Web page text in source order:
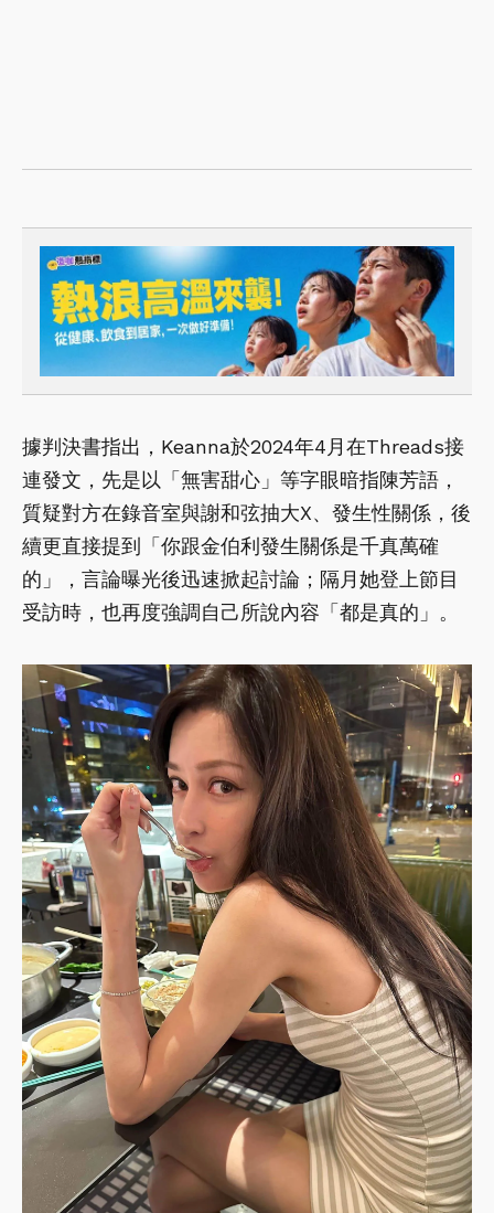
據判決書指出，Keanna於2024年4月在Threads接
連發文，先是以「無害甜心」等字眼暗指陳芳語，
質疑對方在錄音室與謝和弦抽大X、發生性關係，後
續更直接提到「你跟金伯利發生關係是千真萬確
的」，言論曝光後迅速掀起討論；隔月她登上節目
受訪時，也再度強調自己所說內容「都是真的」。